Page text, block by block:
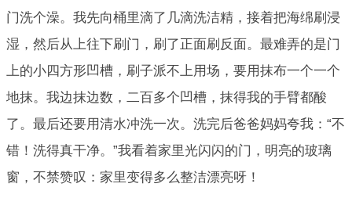
门洗个澡。我先向桶里滴了几滴洗洁精，接着把海绵刷浸
湿，然后从上往下刷门，刷了正面刷反面。最难弄的是门
上的小四方形凹槽，刷子派不上用场，要用抹布一个一个
地抹。我边抹边数，二百多个凹槽，抹得我的手臂都酸
了。最后还要用清水冲洗一次。洗完后爸爸妈妈夸我：“不
错！洗得真干净。”我看着家里光闪闪的门，明亮的玻璃
窗，不禁赞叹：家里变得多么整洁漂亮呀！